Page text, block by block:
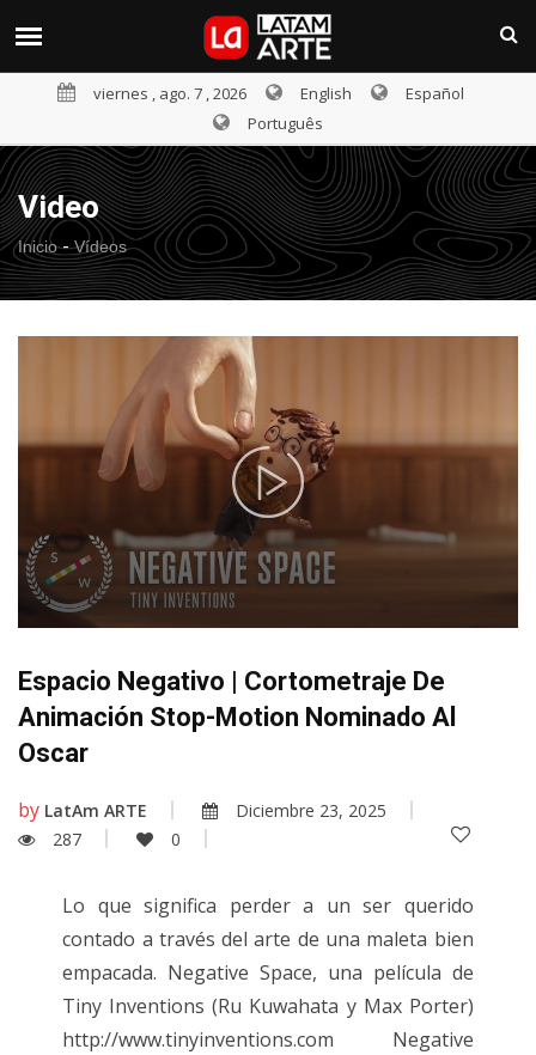
viernes , ago. 7 , 2026 English
Español
Português
Video
Inicio- Vídeos
Espacio Negativo | Cortometraje De
Animación Stop-Motion Nominado Al
Oscar
by LatAm ARTE
Diciembre 23, 2025
287
0
Lo que significa perder a un ser querido
contado a través del arte de una maleta bien
empacada. Negative Space, una película de
Tiny Inventions (Ru Kuwahata y Max Porter)
http://www.tinyinventions.com Negative